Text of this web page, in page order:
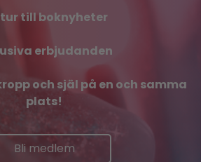
till boknyheter
erbjudanden
och själ på en och samma
plats!
Bli medlem